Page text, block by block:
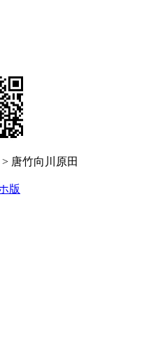
> 唐竹向川原田
版